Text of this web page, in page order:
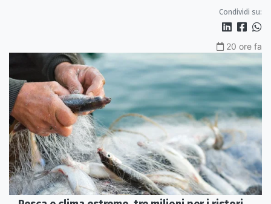
Condividi su:
20 ore fa